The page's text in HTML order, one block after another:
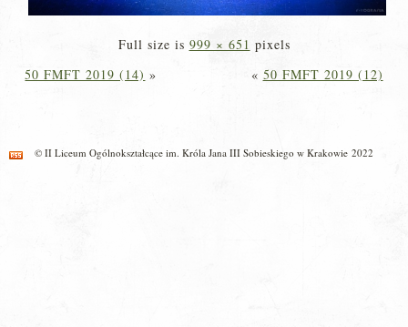
Full size is 999 × 651 pixels
50 FMFT 2019 (14) » « 50 FMFT 2019 (12)
© II Liceum Ogólnokształcące im. Króla Jana III Sobieskiego w Krakowie 2022